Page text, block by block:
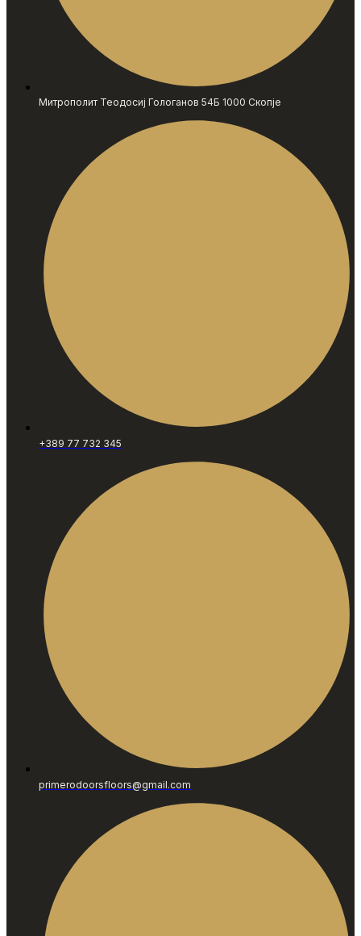
Митрополит Теодосиј Гологанов 54Б 1000 Скопје
+389 77 732 345
primerodoorsfloors@gmail.com